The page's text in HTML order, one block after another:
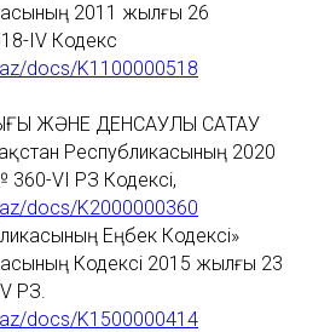
2011 жылғы 26
ІV Кодекс
docs/K1100000518
ЖӘНЕ ДЕНСАУЛЫҚ САҚТАУ
Республикасының 2020
VI ҚРЗ Кодексі,
docs/K2000000360
Еңбек Кодексі»
Кодексі 2015 жылғы 23
ҚРЗ.
docs/K1500000414